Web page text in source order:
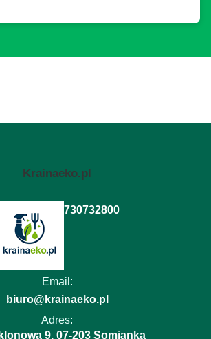
Krainaeko.pl
730732800
Email:
biuro@krainaeko.pl
Adres:
9, 07-203 Somianka